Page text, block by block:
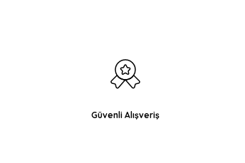
Güvenli Alışveriş